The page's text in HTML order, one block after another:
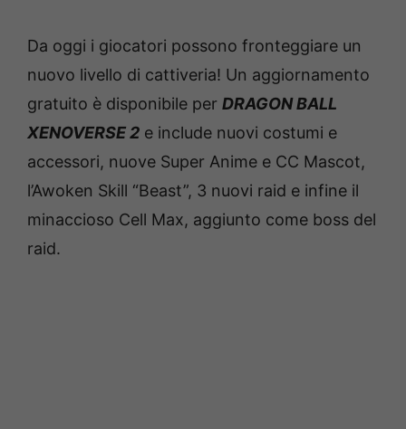
Da oggi i giocatori possono fronteggiare un
nuovo livello di cattiveria! Un aggiornamento
gratuito è disponibile per DRAGON BALL
XENOVERSE 2 e include nuovi costumi e
accessori, nuove Super Anime e CC Mascot,
l’Awoken Skill “Beast”, 3 nuovi raid e infine il
minaccioso Cell Max, aggiunto come boss del
raid.